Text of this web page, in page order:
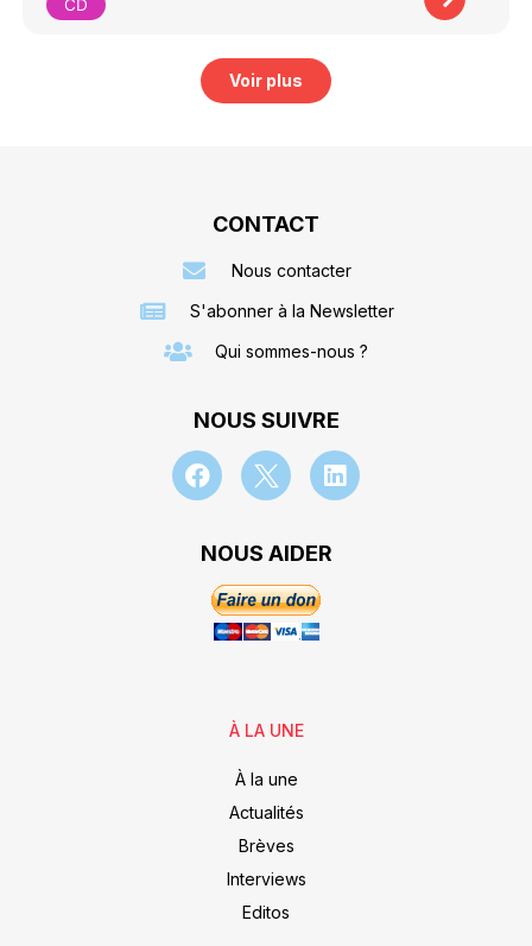
CD
Voir plus
CONTACT
Nous contacter
S'abonner à la Newsletter
Qui sommes-nous ?
NOUS SUIVRE
NOUS AIDER
À LA UNE
À la une
Actualités
Brèves
Interviews
Editos